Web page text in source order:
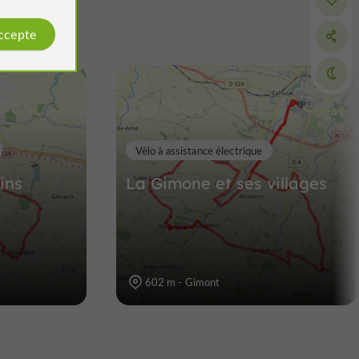
Sites Naturels à L'Isle-Jourdain
16,4 km
La Gimone et ses villages
Vélo à assistance électrique
602 m - Gimont